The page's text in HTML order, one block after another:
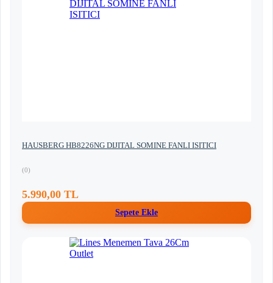
HAUSBERG HB8226NG DIJITAL SOMINE FANLI ISITICI
(0)
5.990,00 TL
Sepete Ekle